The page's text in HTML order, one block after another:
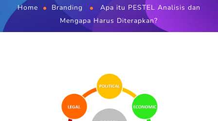
Home Branding
Apa itu PESTEL Analisis dan
Mengapa Harus Diterapkan?